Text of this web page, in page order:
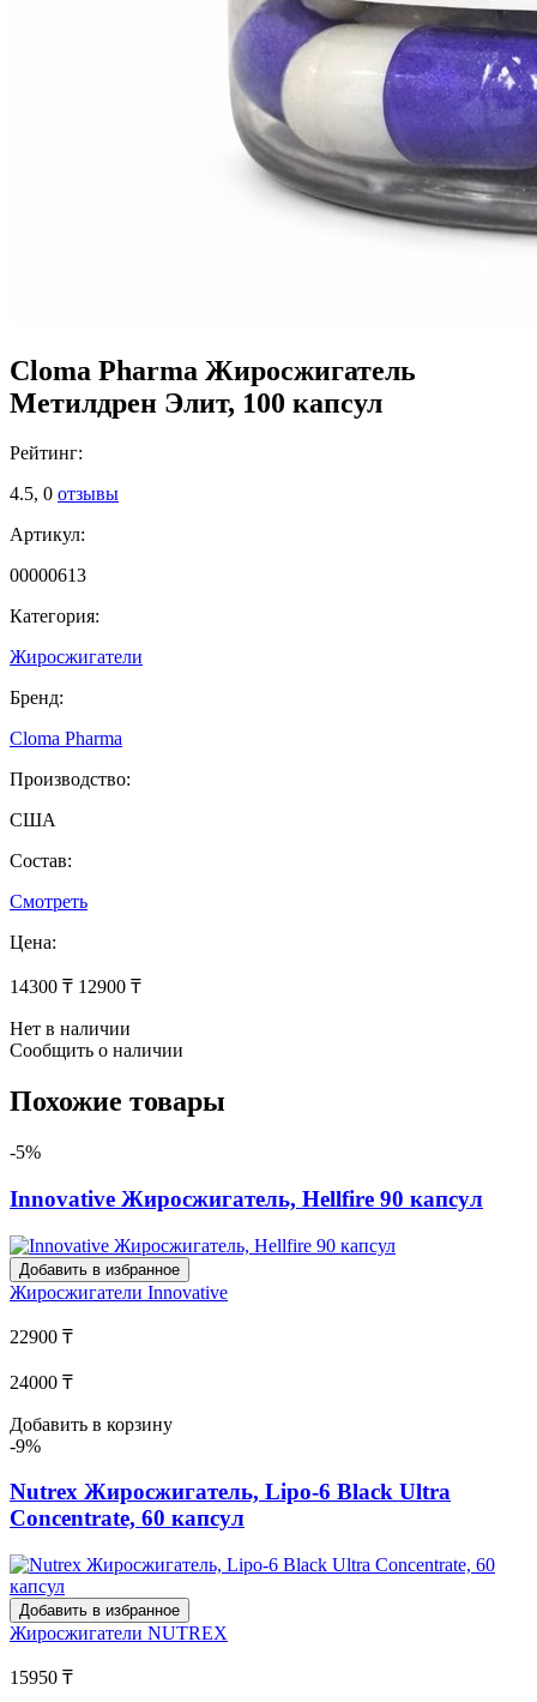
Cloma Pharma Жиросжигатель
Метилдрен Элит, 100 капсул
Рейтинг:
4.5, 0 отзывы
Артикул:
00000613
Категория:
Жиросжигатели
Бренд:
Cloma Pharma
Производство:
США
Состав:
Смотреть
Цена:
14300 ₸ 12900 ₸
Нет в наличии
Сообщить о наличии
Похожие товары
-5%
Innovative Жиросжигатель, Hellfire 90 капсул
Добавить в избранное
Жиросжигатели Innovative
22900 ₸
24000 ₸
Добавить в корзину
-9%
Nutrex Жиросжигатель, Lipo-6 Black Ultra
Concentrate, 60 капсул
Добавить в избранное
Жиросжигатели NUTREX
15950 ₸